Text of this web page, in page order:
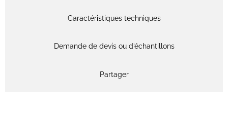
Caractéristiques techniques
Demande de devis ou d’échantillons
Partager